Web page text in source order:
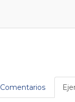
Comentarios